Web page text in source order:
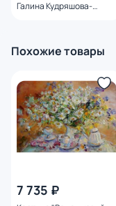
Галина Кудряшова-
Похожие товары
7 735 ₽